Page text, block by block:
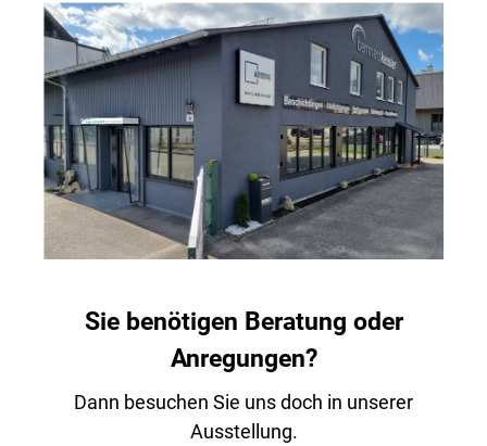
Sie benötigen Beratung oder
Anregungen?
Dann besuchen Sie uns doch in unserer
Ausstellung.